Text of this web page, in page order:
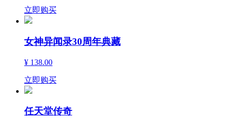
立即购买
女神异闻录30周年典藏
¥ 138.00
立即购买
任天堂传奇